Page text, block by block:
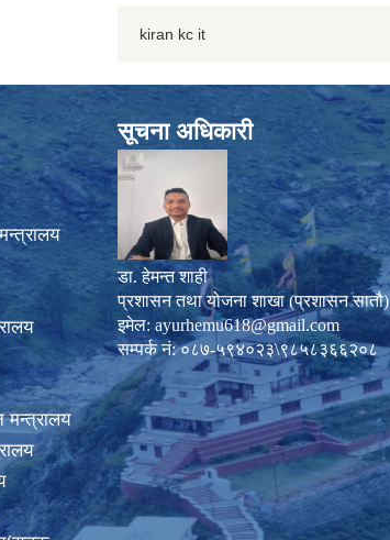
kiran kc it
मन्त्रालय
सूचना अधिकारी
डा. हेमन्त शाही
प्रशासन तथा योजना शाखा (प्रशासन सातौ)
इमेल: ayurhemu618@gmail.com
सम्पर्क नं: ०८७-५९४०२३\९८५८३६६२०८